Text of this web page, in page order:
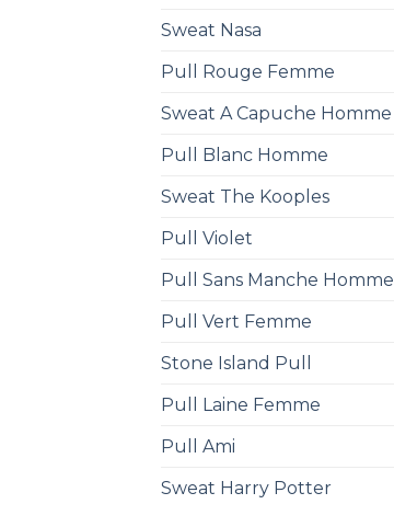
Sweat Nasa
Pull Rouge Femme
Sweat A Capuche Homme
Pull Blanc Homme
Sweat The Kooples
Pull Violet
Pull Sans Manche Homme
Pull Vert Femme
Stone Island Pull
Pull Laine Femme
Pull Ami
Sweat Harry Potter